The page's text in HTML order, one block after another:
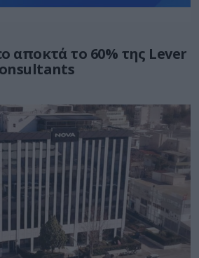
αποκτά το 60% της Lever